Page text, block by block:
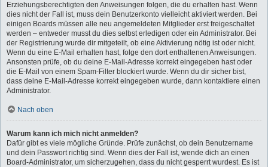
Erziehungsberechtigten den Anweisungen folgen, die du erhalten hast. Wenn
dies nicht der Fall ist, muss dein Benutzerkonto vielleicht aktiviert werden. Bei
einigen Boards müssen alle neu angemeldeten Mitglieder erst freigeschaltet
werden – entweder musst du dies selbst erledigen oder ein Administrator. Bei
der Registrierung wurde dir mitgeteilt, ob eine Aktivierung nötig ist oder nicht.
Wenn du eine E-Mail erhalten hast, folge den dort enthaltenen Anweisungen.
Ansonsten prüfe, ob du deine E-Mail-Adresse korrekt eingegeben hast oder
die E-Mail von einem Spam-Filter blockiert wurde. Wenn du dir sicher bist,
dass deine E-Mail-Adresse korrekt eingegeben wurde, dann kontaktiere einen
Administrator.
Nach oben
Warum kann ich mich nicht anmelden?
Dafür gibt es viele mögliche Gründe. Prüfe zunächst, ob dein Benutzername
und dein Passwort richtig sind. Wenn dies der Fall ist, wende dich an einen
Board-Administrator, um sicherzugehen, dass du nicht gesperrt wurdest. Es ist